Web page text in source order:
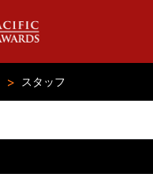
> スタッフ